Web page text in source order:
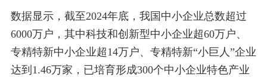
数据显示，截至2024年底，我国中小企业总数超过
6000万户，其中科技和创新型中小企业超60万户、
专精特新中小企业超14万户、专精特新“小巨人”企业
达到1.46万家，已培育形成300个中小企业特色产业